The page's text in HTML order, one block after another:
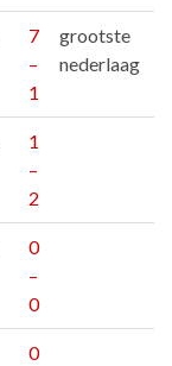
7
–
1
grootste
nederlaag
1
–
2
0
–
0
0